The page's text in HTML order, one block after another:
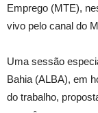
Emprego (MTE),
vivo pelo canal do
Uma sessão
Bahia (ALBA), em
do trabalho,